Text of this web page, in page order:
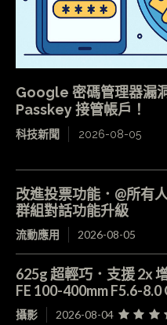
Google 密碼管理器漏
Passkey 接管帳戶！
科技新聞 2026-08-05
改進投票功能．@所
群組對話功能升級
流動應用 2026-08-05
625g 超輕巧．支援 2x
FE 100-400mm F5.6-8.0
攝影 2026-08-04